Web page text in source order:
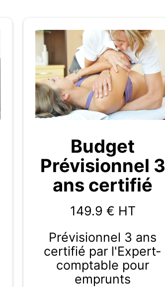
Budget
Prévisionnel 3
ans certifié
149.9 € HT
Prévisionnel 3 ans
certifié par l'Expert-
comptable pour
emprunts